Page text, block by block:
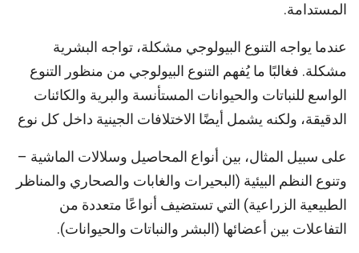
المستدامة.
عندما يواجه التنوع البيولوجي مشكلة، تواجه البشرية
مشكلة. فغالبًا ما يُفهم التنوع البيولوجي من منظور التنوع
الواسع للنباتات والحيوانات المستأنسة والبرية والكائنات
الدقيقة، ولكنه يشمل أيضًا الاختلافات الجينية داخل كل نوع
على سبيل المثال، بين أنواع المحاصيل وسلالات الماشية –
وتنوع النظم البيئية (البحيرات والغابات والصحاري والمناظر
الطبيعية الزراعية) التي تستضيف أنواعًا متعددة من
التفاعلات بين أعضائها (البشر والنباتات والحيوانات).